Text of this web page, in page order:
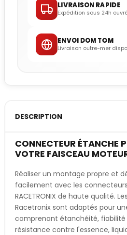
LIVRAISON RAPIDE
Expédition sous 24h
ENVOI DOM TOM
Livraison outre-mer
DESCRIPTION
CONNECTEUR ÉTANCHE
VOTRE FAISCEAU
Réaliser un montage propre et
facilement avec les
RACETRONIX de haute qualité.
Racetronix sont adaptés pour
comprenant étanchéité,
résistance contre l'essence,